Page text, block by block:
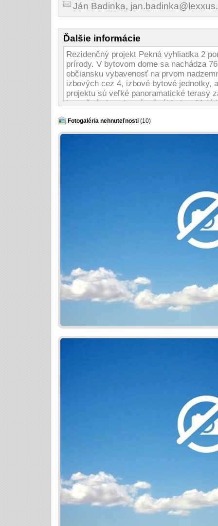
Ján Badinka,
Ďalšie informácie
Rezidenčný projekt Pekná vyhliadka 2
prírody. V bytovom dome sa nachádza
občiansku vybavenosť na prvom
izbových cez 4, izbové bytové jednotky,
projektu sú veľké panoramatické terasy
je možné si vychutnávať výhľad na
Záhradné mesto, ktorá ponúka
- občianska vybavenosť na mieste
bratislavskej mestskej časti Dúbravka
futbalový a zimný štadión, pošta,
reštaurácie a pod.) Detaily projektu
- komfortné a funkčné rodinné bývanie
- komplexná vybavenosť na jednom
prírodou, blízkosť nákupného centra
- pivničná kobka v cene bytu
- každý z bytov má orientáciu na
- možnosť variability bytových dispozícií
- výhodné podmienky financovania
- objekt obsahuje aj 11 nebytových
Projekt je rozdelený v rámci
zmluvy + úhrada rezervačného poplatku
a získajte komplexné poistenie na
a bez starostí. Najlepší úver na
trhu. Či už plánujete financovať nové
namiesto existujúceho alebo nahradiť
vždy pripravené poskytnúť vám
poradenstvo v oblasti hypoték a
Fotogaléria nehnuteľnosti (10)